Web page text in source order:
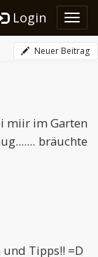
Login
Neuer Beitrag
miir im Garten
bräuchte
Tipps!! =D